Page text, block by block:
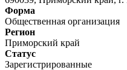
Форма
Общественная организация
Регион
Приморский край
Статус
Зарегистрированные